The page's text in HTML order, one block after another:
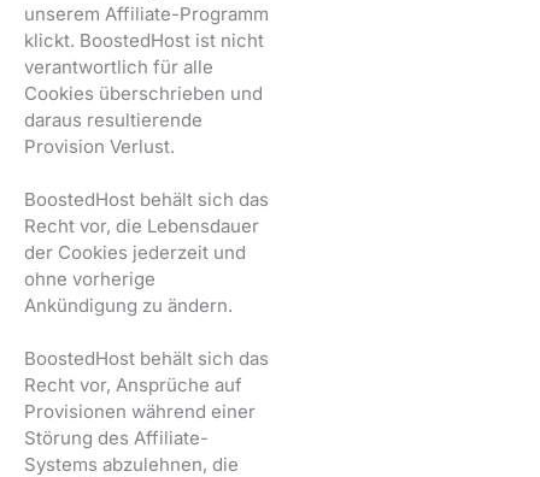
unserem Affiliate-Programm
klickt. BoostedHost ist nicht
verantwortlich für alle
Cookies überschrieben und
daraus resultierende
Provision Verlust.
BoostedHost behält sich das
Recht vor, die Lebensdauer
der Cookies jederzeit und
ohne vorherige
Ankündigung zu ändern.
BoostedHost behält sich das
Recht vor, Ansprüche auf
Provisionen während einer
Störung des Affiliate-
Systems abzulehnen, die